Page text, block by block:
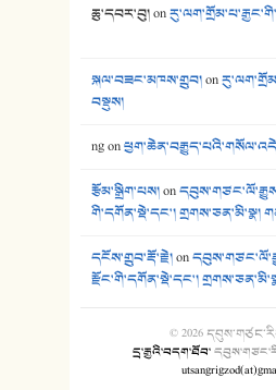
ཆུ་དབར་བུ།on
སྐལ་བཟང་མཁས་གྲུབ།on
བསྡུས།
ngon
རྩོམ་སྒྲིག་པས།on
གི་དགོན་སྡེ་དང་། གྲགས་ཅན་མི་སྣ།
དངོས་གྲུབ་རྡོ་རྗེ།on
རྫོང་གི་དགོན་སྡེ་དང་།
© 2026
དྲ་རྒྱའི་བདག་ཐོབ་